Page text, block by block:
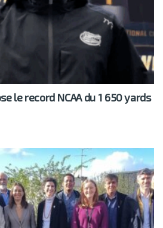
le record NCAA du 1 650 yards